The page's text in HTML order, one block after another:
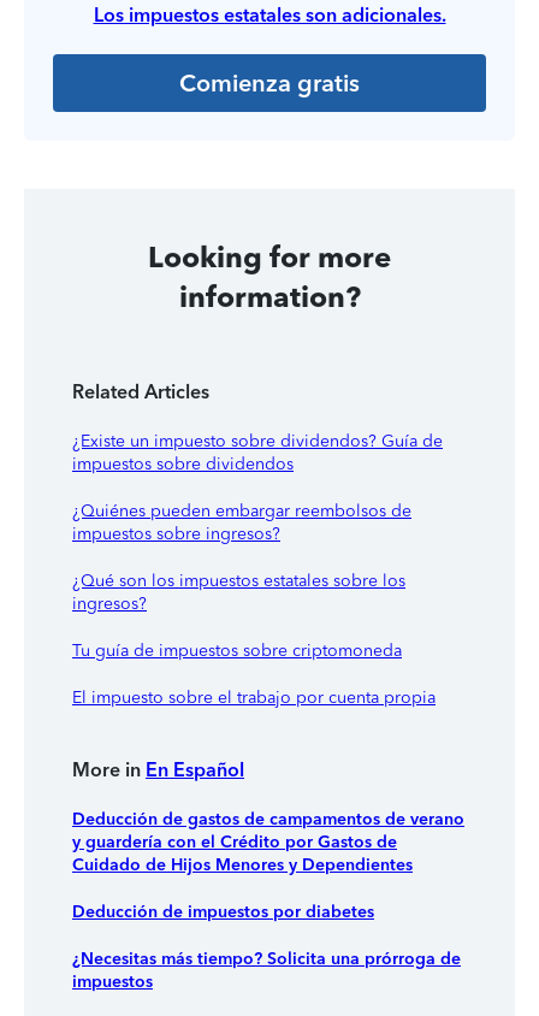
Los impuestos estatales son adicionales.
Comienza gratis
Looking for more
information?
Related Articles
¿Existe un impuesto sobre dividendos? Guía de
impuestos sobre dividendos
¿Quiénes pueden embargar reembolsos de
impuestos sobre ingresos?
¿Qué son los impuestos estatales sobre los
ingresos?
Tu guía de impuestos sobre criptomoneda
El impuesto sobre el trabajo por cuenta propia
More in En Español
Deducción de gastos de campamentos de verano
y guardería con el Crédito por Gastos de
Cuidado de Hijos Menores y Dependientes
Deducción de impuestos por diabetes
¿Necesitas más tiempo? Solicita una prórroga de
impuestos